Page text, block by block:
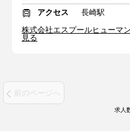
アクセス
長崎駅
株式会社エスプールヒューマ
見る
前のページへ
求人